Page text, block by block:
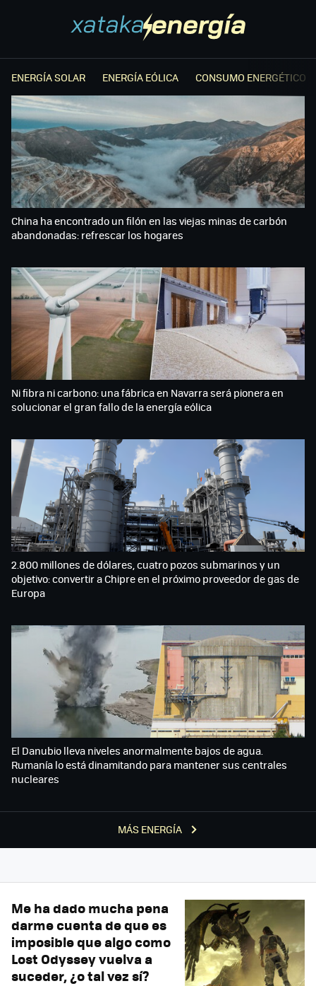
ENERGÍA SOLAR ENERGÍA EÓLICA CONSUMO ENERGÉTICO
MÁS ENERGÍA
China ha encontrado un filón en las viejas minas de carbón
abandonadas: refrescar los hogares
Ni fibra ni carbono: una fábrica en Navarra será pionera en
solucionar el gran fallo de la energía eólica
2.800 millones de dólares, cuatro pozos submarinos y un
objetivo: convertir a Chipre en el próximo proveedor de gas de
Europa
El Danubio lleva niveles anormalmente bajos de agua.
Rumanía lo está dinamitando para mantener sus centrales
nucleares
Me ha dado mucha pena
darme cuenta de que es
imposible que algo como
Lost Odyssey vuelva a
suceder, ¿o tal vez sí?